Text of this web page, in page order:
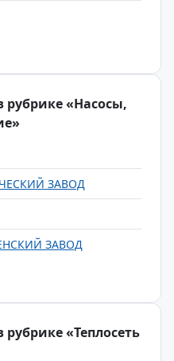
рубрике «Насосы,
ЗАВОД
ЗАВОД
«Теплосеть